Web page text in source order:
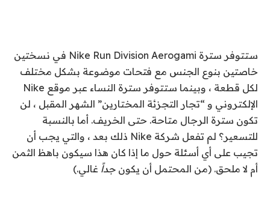
ستتوفر سترة Nike Run Division Aerogami في نسختين
خاصتين بنوع الجنس مع فتحات موضوعة بشكل مختلف
لكل قطعة ، وبينما ستتوفر سترة النساء عبر موقع Nike
الإلكتروني و “تجار التجزئة المختارين” الشهر المقبل ، لن
تكون سترة الرجال متاحة. حتى الخريف. أما بالنسبة
للتسعير؟ لم تفعل شركة Nike ذلك بعد ، والتي يجب أن
تجيب على أي أسئلة حول ما إذا كان هذا سيكون باهظ الثمن
أم لا ملحق. (من المحتمل أن يكون جداً غالي.)